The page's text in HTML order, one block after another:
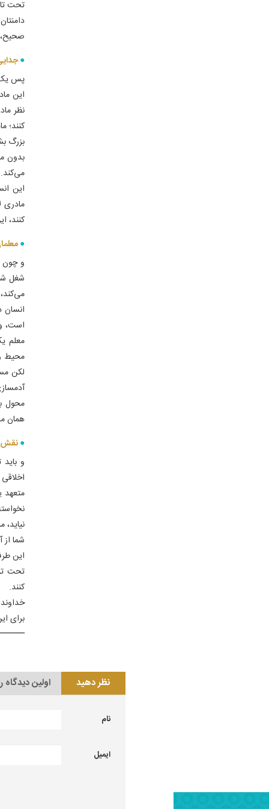
تحت
پس یک
این
نظر
کنند؛
بزرگ
بدون
این
مادری
کنند،
و چون
شغل
انسان
است،
معلم
محیط
لکن
محول
همان
نقش
و
متعهد
شما
این
تحت
کنند.
برای
نظر دهید اولین دیدگاه
نام
ایمیل